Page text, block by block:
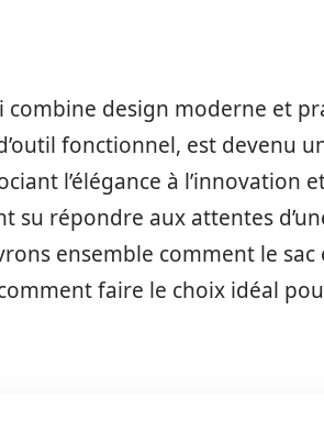
combine design moderne et
fonctionnel, est devenu
l’élégance à l’innovation
su répondre aux attentes
ensemble comment le sac
faire le choix idéal